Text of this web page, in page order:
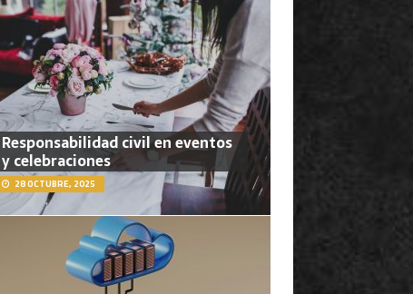
Responsabilidad civil en eventos
y celebraciones
28 OCTUBRE, 2025